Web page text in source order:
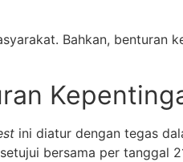
Bahkan, benturan
ini diatur dengan tegas
bersama per tanggal